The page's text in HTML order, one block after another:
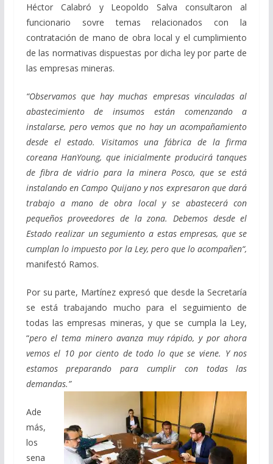
Héctor Calabró y Leopoldo Salva consultaron al
funcionario sovre temas relacionados con la
contratación de mano de obra local y el cumplimiento
de las normativas dispuestas por dicha ley por parte de
las empresas mineras.
“Observamos que hay muchas empresas vinculadas al
abastecimiento de insumos están comenzando a
instalarse, pero vemos que no hay un acompañamiento
desde el estado. Visitamos una fábrica de la firma
coreana HanYoung, que inicialmente producirá tanques
de fibra de vidrio para la minera Posco, que se está
instalando en Campo Quijano y nos expresaron que dará
trabajo a mano de obra local y se abastecerá con
pequeños proveedores de la zona. Debemos desde el
Estado realizar un segumiento a estas empresas, que se
cumplan lo impuesto por la Ley, pero que lo acompañen“,
manifestó Ramos.
Por su parte, Martínez expresó que desde la Secretaría
se está trabajando mucho para el seguimiento de
todas las empresas mineras, y que se cumpla la Ley,
“pero el tema minero avanza muy rápido, y por ahora
vemos el 10 por ciento de todo lo que se viene. Y nos
estamos preparando para cumplir con todas las
demandas.”
Ade
más,
los
sena